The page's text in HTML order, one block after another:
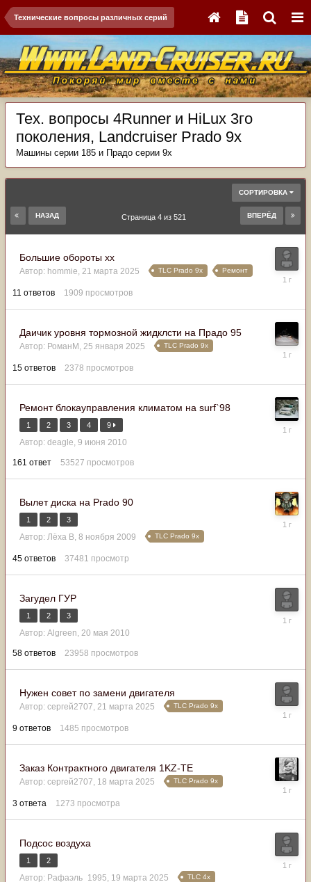
Технические вопросы различных серий
Тех. вопросы 4Runner и HiLux 3го
поколения, Landсruiser Prado 9x
Машины серии 185 и Прадо серии 9х
СОРТИРОВКА
НАЗАД ВПЕРЁД
Страница 4 из 521
Большие обороты хх
Автор: hommie, 21 марта 2025 TLC Prado 9x Ремонт
11 ответов 1909 просмотров
25
Даичик уровня тормозной жидклсти на Прадо 95
Автор: РоманМ , 25 января 2025 TLC Prado 9x
15 ответов 2378 просмотров
Ремонт блокауправления климатом на surf`98
1 2 3 4 9
Автор: deagle, 9 июня 2010
161 ответ 53527 просмотров
Вылет диска на Prado 90
1 2 3
Автор: Лёха В, 8 ноября 2009 TLC Prado 9x
45 ответов 37481 просмотр
25
Загудел ГУР
1 2 3
Автор: Algreen, 20 мая 2010
58 ответов 23958 просмотров
24
Нужен совет по замени двигателя
Автор: сергей2707, 21 марта 2025 TLC Prado 9x
9 ответов 1485 просмотров
23
Заказ Контрактного двигателя 1KZ-TE
Автор: сергей2707, 18 марта 2025 TLC Prado 9x
3 ответа 1273 просмотра
23
Подсос воздуха
1 2
Автор: Рафаэль_1995, 19 марта 2025 TLC 4x
21